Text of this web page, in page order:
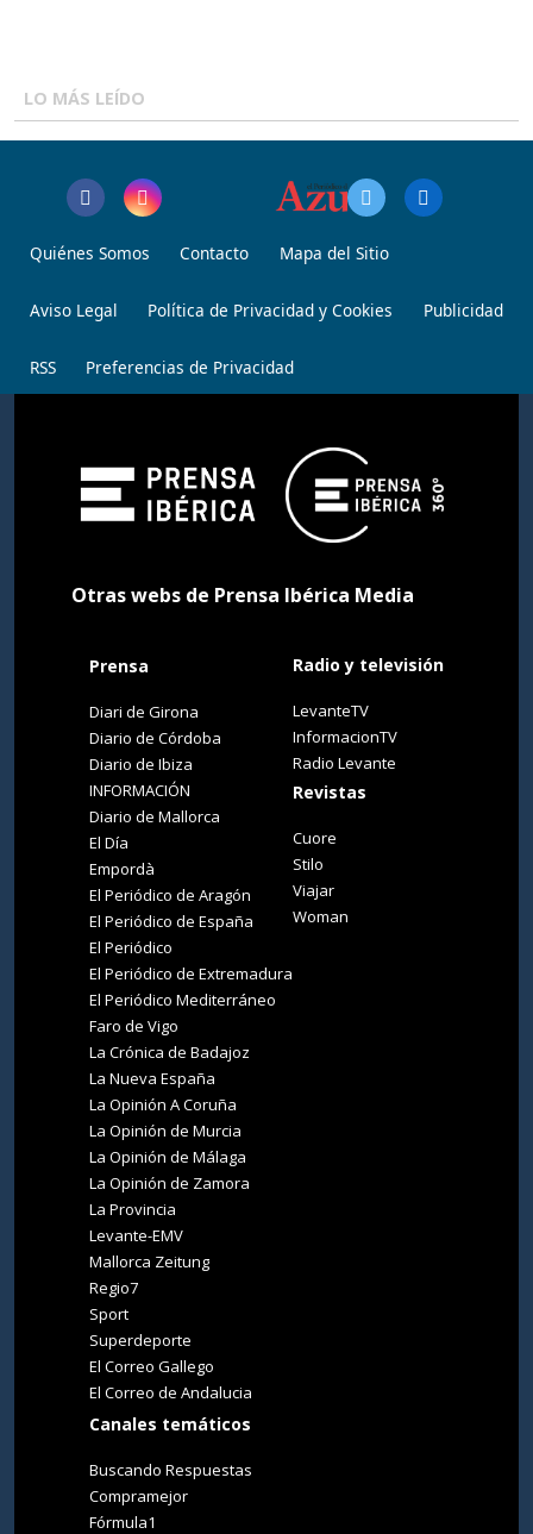
LO MÁS LEÍDO
Quiénes Somos Contacto Mapa del Sitio
Aviso Legal Política de Privacidad y Cookies Publicidad
RSS Preferencias de Privacidad
Otras webs de Prensa Ibérica Media
Prensa
Diari de Girona
Diario de Córdoba
Diario de Ibiza
INFORMACIÓN
Diario de Mallorca
El Día
Empordà
El Periódico de Aragón
El Periódico de España
El Periódico
El Periódico de Extremadura
El Periódico Mediterráneo
Faro de Vigo
La Crónica de Badajoz
La Nueva España
La Opinión A Coruña
La Opinión de Murcia
La Opinión de Málaga
La Opinión de Zamora
La Provincia
Levante-EMV
Mallorca Zeitung
Regio7
Sport
Superdeporte
El Correo Gallego
El Correo de Andalucia
Canales temáticos
Buscando Respuestas
Compramejor
Fórmula1
Radio y televisión
LevanteTV
InformacionTV
Radio Levante
Revistas
Cuore
Stilo
Viajar
Woman